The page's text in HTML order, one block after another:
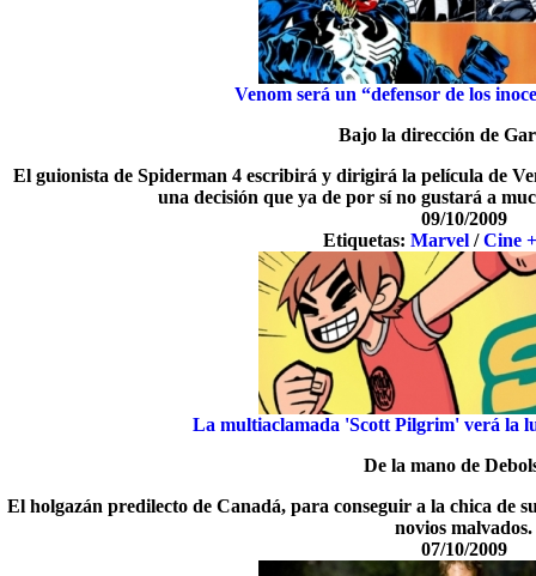
Venom será un “defensor de los
Bajo la dirección de
El guionista de Spiderman 4 escribirá y dirigirá la película de
una decisión que ya de por sí no gustará a
09/10/2009
Etiquetas:Marvel /Cine
La multiaclamada 'Scott Pilgrim' verá la
De la mano de
El holgazán predilecto de Canadá, para conseguir a la chica de
novios malvados.
07/10/2009